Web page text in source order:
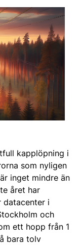
kapplöpning i
som nyligen
inget mindre än
året har
datacenter i
och
ett hopp från 1
bara tolv